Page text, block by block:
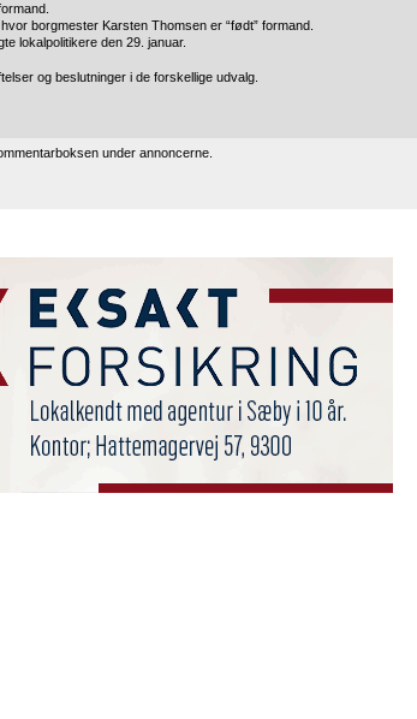
borgmester Karsten Thomsen er “født” formand.
lokalpolitikere den 29. januar.
og beslutninger i de forskellige udvalg.
under annoncerne.